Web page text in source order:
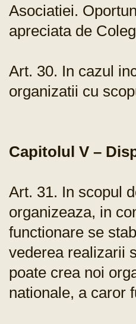
Asociatiei.
apreciata de
Art. 30. In cazul
organizatii cu
Capitolul V –
Art. 31. In scopul
organizeaza, in
functionare se
vederea realizarii
poate crea noi
nationale, a caror